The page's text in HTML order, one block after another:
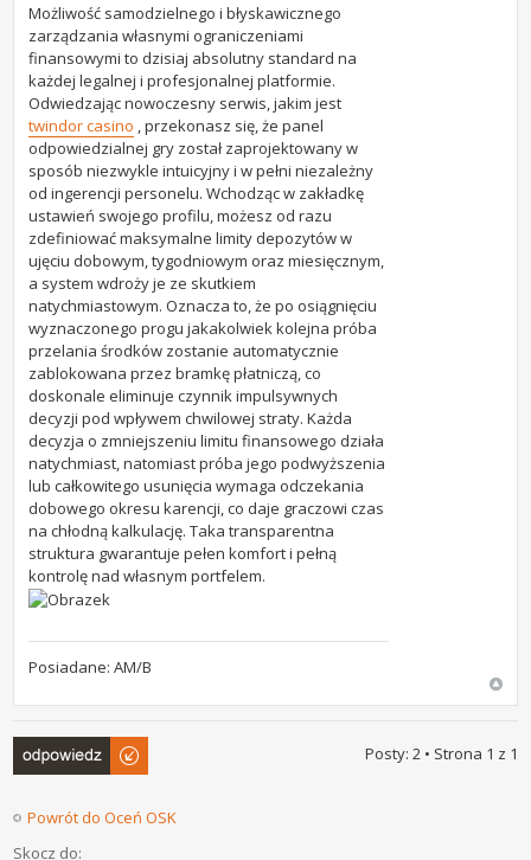
Możliwość samodzielnego i błyskawicznego
zarządzania własnymi ograniczeniami
finansowymi to dzisiaj absolutny standard na
każdej legalnej i profesjonalnej platformie.
Odwiedzając nowoczesny serwis, jakim jest
twindor casino , przekonasz się, że panel
odpowiedzialnej gry został zaprojektowany w
sposób niezwykle intuicyjny i w pełni niezależny
od ingerencji personelu. Wchodząc w zakładkę
ustawień swojego profilu, możesz od razu
zdefiniować maksymalne limity depozytów w
ujęciu dobowym, tygodniowym oraz miesięcznym,
a system wdroży je ze skutkiem
natychmiastowym. Oznacza to, że po osiągnięciu
wyznaczonego progu jakakolwiek kolejna próba
przelania środków zostanie automatycznie
zablokowana przez bramkę płatniczą, co
doskonale eliminuje czynnik impulsywnych
decyzji pod wpływem chwilowej straty. Każda
decyzja o zmniejszeniu limitu finansowego działa
natychmiast, natomiast próba jego podwyższenia
lub całkowitego usunięcia wymaga odczekania
dobowego okresu karencji, co daje graczowi czas
na chłodną kalkulację. Taka transparentna
struktura gwarantuje pełen komfort i pełną
kontrolę nad własnym portfelem.
Posiadane: AM/B
Odpowiedz Posty: 2 • Strona 1 z 1
Powrót do Oceń OSK
Skocz do: